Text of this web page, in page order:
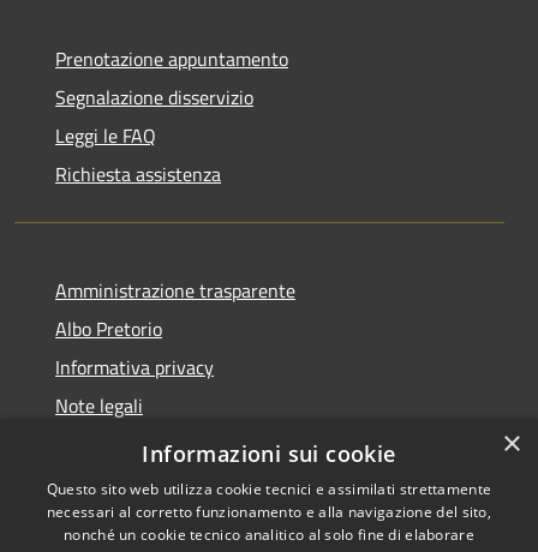
Prenotazione appuntamento
Segnalazione disservizio
Leggi le FAQ
Richiesta assistenza
Amministrazione trasparente
Albo Pretorio
Informativa privacy
Note legali
Dichiarazione di accessibilità
×
Informazioni sui cookie
Questo sito web utilizza cookie tecnici e assimilati strettamente
necessari al corretto funzionamento e alla navigazione del sito,
nonché un cookie tecnico analitico al solo fine di elaborare